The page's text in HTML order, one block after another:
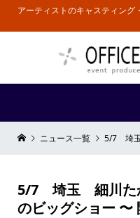
アーティストのキャスティング
ニュース一覧 5/7 埼玉 細
5/7 埼玉 細川た
のビッグショー 〜